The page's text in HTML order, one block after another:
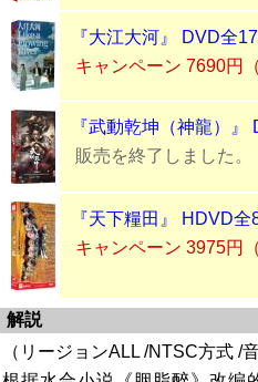
『大江大河』 DVD全
キャンペーン 7690円
『武動乾坤（神龍）』
販売を終了しました。
『天下糧田』 HDVD全
キャンペーン 3975円
解説
（リージョンALL /NTSC方式 /